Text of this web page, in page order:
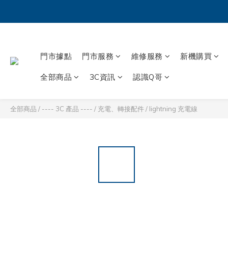
門市據點 門市服務 維修服務 新機購買
全部商品 3C資訊 認識Q哥
全部商品 / ---- 3C 產品 ---- / 充電、轉接配件/ lightning 充電線